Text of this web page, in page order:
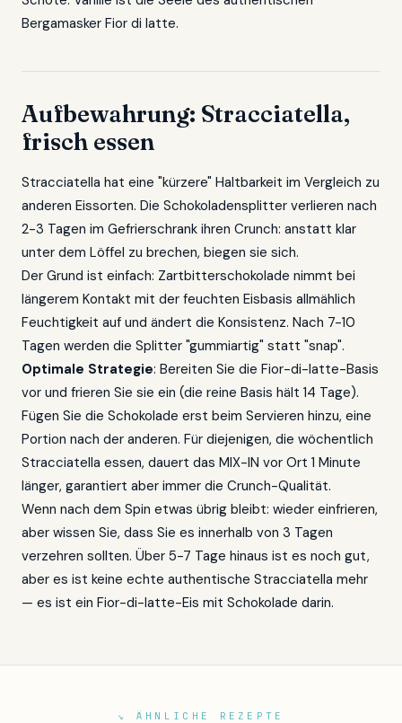
Bergamasker Fior di latte.
Aufbewahrung: Stracciatella,
frisch essen
Stracciatella hat eine "kürzere" Haltbarkeit im Vergleich zu
anderen Eissorten. Die Schokoladensplitter verlieren nach
2-3 Tagen im Gefrierschrank ihren Crunch: anstatt klar
unter dem Löffel zu brechen, biegen sie sich.
Der Grund ist einfach: Zartbitterschokolade nimmt bei
längerem Kontakt mit der feuchten Eisbasis allmählich
Feuchtigkeit auf und ändert die Konsistenz. Nach 7-10
Tagen werden die Splitter "gummiartig" statt "snap".
Optimale Strategie: Bereiten Sie die Fior-di-latte-Basis
vor und frieren Sie sie ein (die reine Basis hält 14 Tage).
Fügen Sie die Schokolade erst beim Servieren hinzu, eine
Portion nach der anderen. Für diejenigen, die wöchentlich
Stracciatella essen, dauert das MIX-IN vor Ort 1 Minute
länger, garantiert aber immer die Crunch-Qualität.
Wenn nach dem Spin etwas übrig bleibt: wieder einfrieren,
aber wissen Sie, dass Sie es innerhalb von 3 Tagen
verzehren sollten. Über 5-7 Tage hinaus ist es noch gut,
aber es ist keine echte authentische Stracciatella mehr
— es ist ein Fior-di-latte-Eis mit Schokolade darin.
↘ ÄHNLICHE REZEPTE